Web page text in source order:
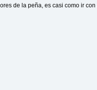
de la peña, es casi como ir